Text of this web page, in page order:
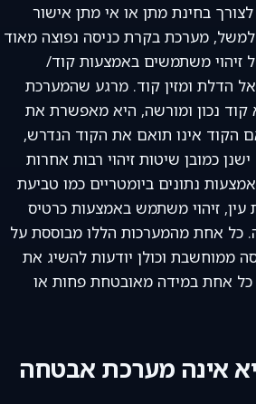
לצורך בחינת מתן או אי מתן אישור
מערכת בקרת כניסה נפוצה מאוד
זיהוי משתמשים באמצעות קוד/
הדלת ומזין קוד. מרגע שהמערכת
קוד נכון ומורשה, היא מאפשרת את
הקוד אינו תואם את הקוד הנדרש,
כמובן שיטות זיהוי רבות אחרות
נתונים ביומטריים כמו טביעת
עין, זיהוי משתמש באמצעות כרטיס
כל אחת מהמערכות הללו מבוססת על
ממוחשבת וכולן יודעות להשיג את
אחת במידה מאובטחת פחות או
אינה מערכת אבטחה